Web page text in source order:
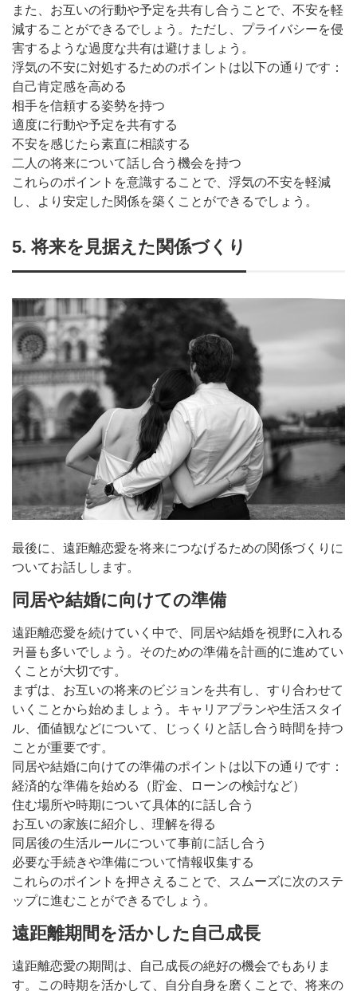
また、お互いの行動や予定を共有し合うことで、不安を軽
減することができるでしょう。ただし、プライバシーを侵
害するような過度な共有は避けましょう。
浮気の不安に対処するためのポイントは以下の通りです：
自己肯定感を高める
相手を信頼する姿勢を持つ
適度に行動や予定を共有する
不安を感じたら素直に相談する
二人の将来について話し合う機会を持つ
これらのポイントを意識することで、浮気の不安を軽減
し、より安定した関係を築くことができるでしょう。
5. 将来を見据えた関係づくり
最後に、遠距離恋愛を将来につなげるための関係づくりに
ついてお話しします。
同居や結婚に向けての準備
遠距離恋愛を続けていく中で、同居や結婚を視野に入れる
커플も多いでしょう。そのための準備を計画的に進めてい
くことが大切です。
まずは、お互いの将来のビジョンを共有し、すり合わせて
いくことから始めましょう。キャリアプランや生活スタイ
ル、価値観などについて、じっくりと話し合う時間を持つ
ことが重要です。
同居や結婚に向けての準備のポイントは以下の通りです：
経済的な準備を始める（貯金、ローンの検討など）
住む場所や時期について具体的に話し合う
お互いの家族に紹介し、理解を得る
同居後の生活ルールについて事前に話し合う
必要な手続きや準備について情報収集する
これらのポイントを押さえることで、スムーズに次のステ
ップに進むことができるでしょう。
遠距離期間を活かした自己成長
遠距離恋愛の期間は、自己成長の絶好の機会でもありま
す。この時期を活かして、自分自身を磨くことで、将来の